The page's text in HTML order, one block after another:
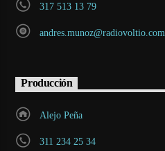
317 513 13 79
andres.munoz@radiovoltio.com
Producción
Alejo Peña
311 234 25 34